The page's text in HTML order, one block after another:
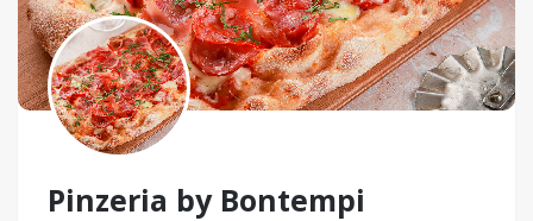
Pinzeria by Bontempi